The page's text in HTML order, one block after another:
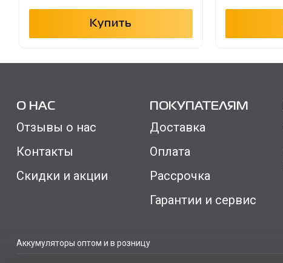
Купить
О НАС
Отзывы о нас
Контакты
Скидки и акции
ПОКУПАТЕЛЯМ
Доставка
Оплата
Рассрочка
Гарантии и сервис
Аккумуляторы оптом и в розницу